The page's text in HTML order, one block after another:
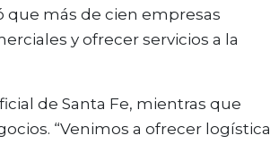
que más de cien empresas
y ofrecer servicios a la
de Santa Fe, mientras que
“Venimos a ofrecer logística